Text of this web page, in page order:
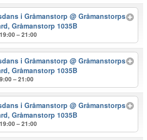
i Gråmanstorp@ Gråmanstorps
Gråmanstorp 1035B
– 21:00
i Gråmanstorp@ Gråmanstorps
Gråmanstorp 1035B
– 21:00
i Gråmanstorp@ Gråmanstorps
Gråmanstorp 1035B
– 21:00